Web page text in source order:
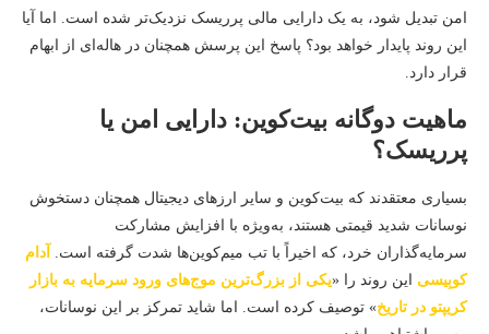
امن تبدیل شود، به یک دارایی مالی پرریسک نزدیک‌تر شده است. اما آیا
این روند پایدار خواهد بود؟ پاسخ این پرسش همچنان در هاله‌ای از ابهام
قرار دارد.
ماهیت دوگانه بیت‌کوین: دارایی امن یا
پرریسک؟
بسیاری معتقدند که بیت‌کوین و سایر ارزهای دیجیتال همچنان دستخوش
نوسانات شدید قیمتی هستند، به‌ویژه با افزایش مشارکت
سرمایه‌گذاران خرد، که اخیراً با تب میم‌کوین‌ها شدت گرفته است. آدام
کوبِیسی این روند را «یکی از بزرگ‌ترین موج‌های ورود سرمایه به بازار
کریپتو در تاریخ» توصیف کرده است. اما شاید تمرکز بر این نوسانات،